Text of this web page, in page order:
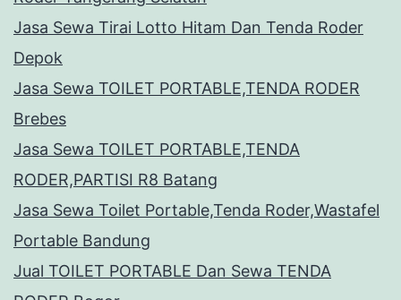
Jasa Sewa Tirai Lotto Hitam Dan Tenda Roder
Depok
Jasa Sewa TOILET PORTABLE,TENDA RODER
Brebes
Jasa Sewa TOILET PORTABLE,TENDA
RODER,PARTISI R8 Batang
Jasa Sewa Toilet Portable,Tenda Roder,Wastafel
Portable Bandung
Jual TOILET PORTABLE Dan Sewa TENDA